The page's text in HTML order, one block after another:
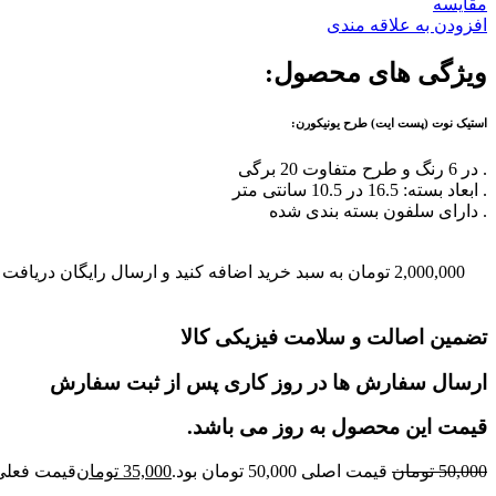
مقايسه
افزودن به علاقه مندی
ویژگی های محصول:
استیک نوت (پست ایت) طرح یونیکورن:
. در 6 رنگ و طرح متفاوت 20 برگی
. ابعاد بسته: 16.5 در 10.5 سانتی متر
. دارای سلفون بسته بندی شده
2,000,000 تومان به سبد خرید اضافه کنید و ارسال رایگان دریافت
تضمین اصالت و سلامت فیزیکی کالا
ارسال سفارش ها در روز کاری پس از ثبت سفارش
قیمت این محصول به روز می باشد.
50,000 تومان قیمت اصلی 50,000 تومان بود. 35,000 تومانقیمت فعلی 35,000 تومان